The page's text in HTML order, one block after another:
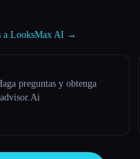
a LooksMax AI →
preguntas y obtenga